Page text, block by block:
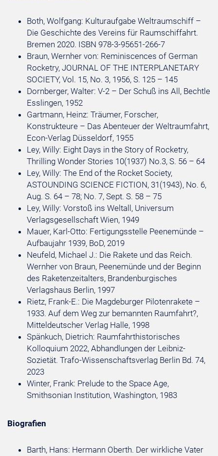
Both, Wolfgang: Kulturaufgabe Weltraumschiff –
Die Geschichte des Vereins für Raumschiffahrt.
Bremen 2020. ISBN 978-3-95651-266-7
Braun, Wernher von: Reminiscences of German
Rocketry, JOURNAL OF THE INTERPLANETARY
SOCIETY, Vol. 15, No. 3, 1956, S. 125 – 145
Dornberger, Walter: V-2 – Der Schuß ins All, Bechtle
Esslingen, 1952
Gartmann, Heinz: Träumer, Forscher,
Konstrukteure – Das Abenteuer der Weltraumfahrt,
Econ-Verlag Düsseldorf, 1955
Ley, Willy: Eight Days in the Story of Rocketry,
Thrilling Wonder Stories 10(1937) No.3, S. 56 – 64
Ley, Willy: The End of the Rocket Society,
ASTOUNDING SCIENCE FICTION, 31(1943), No. 6,
Aug. S. 64 – 78; No. 7, Sept. S. 58 – 75
Ley, Willy: Vorstoß ins Weltall, Universum
Verlagsgesellschaft Wien, 1949
Mauer, Karl-Otto: Fertigungsstelle Peenemünde –
Aufbaujahr 1939, BoD, 2019
Neufeld, Michael J.: Die Rakete und das Reich.
Wernher von Braun, Peenemünde und der Beginn
des Raketenzeitalters, Brandenburgisches
Verlagshaus Berlin, 1997
Rietz, Frank-E.: Die Magdeburger Pilotenrakete –
1933. Auf dem Weg zur bemannten Raumfahrt?,
Mitteldeutscher Verlag Halle, 1998
Spänkuch, Dietrich: Raumfahrthistorisches
Kolloquium 2022, Abhandlungen der Leibniz-
Sozietät. Trafo-Wissenschaftsverlag Berlin Bd. 74,
2023
Winter, Frank: Prelude to the Space Age,
Smithsonian Institution, Washington, 1983
Biografien
Barth, Hans: Hermann Oberth. Der wirkliche Vater